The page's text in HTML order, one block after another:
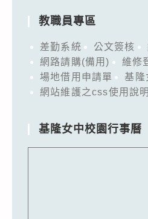
教職員專區
差勤系統 公文簽核
網路請購(備用)
維修
場地借用申請單
基隆
網站維護之css使用說明
基隆女中校園行事曆